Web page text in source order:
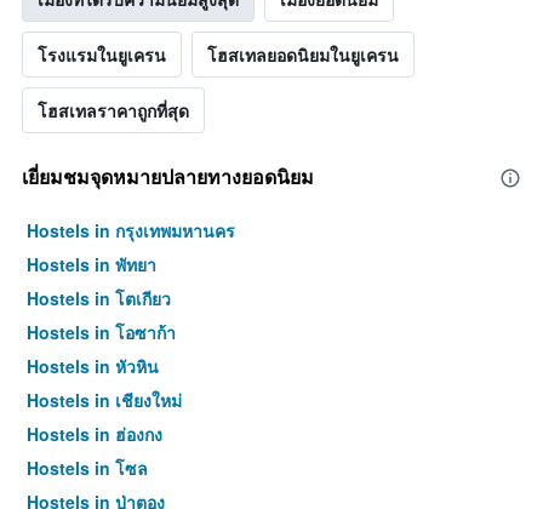
โรงแรมในยูเครน โฮสเทลยอดนิยมในยูเครน
โฮสเทลราคาถูกที่สุด
เยี่ยมชมจุดหมายปลายทางยอดนิยม
Hostels in กรุงเทพมหานคร
Hostels in พัทยา
Hostels in โตเกียว
Hostels in โอซาก้า
Hostels in หัวหิน
Hostels in เชียงใหม่
Hostels in ฮ่องกง
Hostels in โซล
Hostels in ป่าตอง